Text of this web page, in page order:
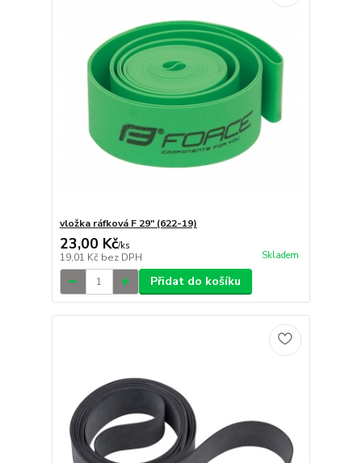
vložka ráfková F 29" (622-19)
23,00 Kč/ks
19,01 Kč bez DPH Skladem
Přidat do košíku